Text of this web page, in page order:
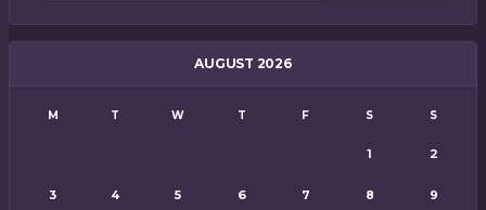
AUGUST 2026
M T W T F S S
1 2
3 4 5 6 7 8 9